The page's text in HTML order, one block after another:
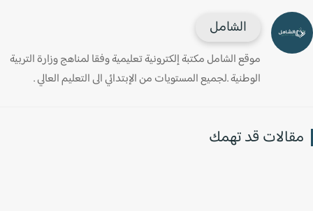
الشامل
موقع الشامل مكتبة إلكترونية تعليمية وفقا لمناهج وزارة التربية
الوطنية .لجميع المستويات من الإبتدائي الى التعليم العالي .
قد تهمك